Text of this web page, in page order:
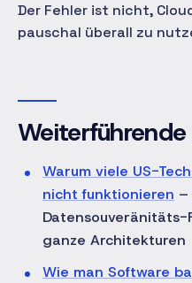
Der Fehler ist nicht,
pauschal überall zu
Warum viele US-
nicht funktionieren –
ganze Architekturen
Wie man Software